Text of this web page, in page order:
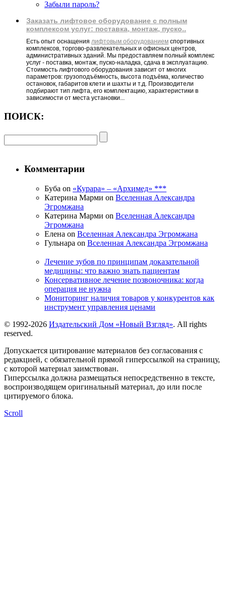
Забыли пароль?
Заказать лифтовое оборудование с полным
комплексом услуг: поставка, монтаж, пуско..
Есть опыт оснащения лифтовым оборудованием спортивных
комплексов, торгово-развлекательных и офисных центров,
административных зданий. Мы предоставляем полный комплекс
услуг - поставка, монтаж, пуско-наладка, сдача в эксплуатацию.
Стоимость лифтового оборудования зависит от многих
параметров: грузоподъёмность, высота подъёма, количество
остановок, габаритов клети и шахты и т.д. Производители
подбирают тип лифта, его комплектацию, характеристики в
зависимости от места установки...
ПОИСК:
Комментарии
Буба on «Курара» – «Архимед» ***
Катерина Марми on Вселенная Александра
Эгромжана
Катерина Марми on Вселенная Александра
Эгромжана
Елена on Вселенная Александра Эгромжана
Гульнара on Вселенная Александра Эгромжана
Лечение зубов по принципам доказательной
медицины: что важно знать пациентам
Консервативное лечение позвоночника: когда
операция не нужна
Мониторинг наличия товаров у конкурентов как
инструмент управления ценами
© 1992-2026 Издательский Дом «Новый Взгляд». All rights
reserved.
Допускается цитирование материалов без согласования с
редакцией, с обязательной прямой гиперссылкой на страницу,
с которой материал заимствован.
Гиперссылка должна размещаться непосредственно в тексте,
воспроизводящем оригинальный материал, до или после
цитируемого блока.
Scroll